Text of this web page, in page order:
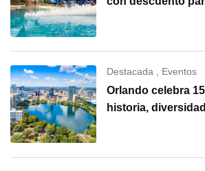
Destacada Eventos
Orlando celebra
historia,